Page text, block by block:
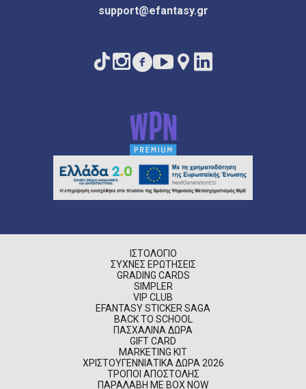
support@efantasy.gr
ΙΣΤΟΛΌΓΙΟ
ΣΥΧΝΈΣ ΕΡΩΤΉΣΕΙΣ
GRADING CARDS
SIMPLER
VIP CLUB
EFANTASY STICKER SAGA
BACK TO SCHOOL
ΠΑΣΧΑΛΙΝΆ ΔΏΡΑ
GIFT CARD
MARKETING KIT
ΧΡΙΣΤΟΥΓΕΝΝΙΆΤΙΚΑ ΔΏΡΑ 2026
ΤΡΌΠΟΙ ΑΠΟΣΤΟΛΉΣ
ΠΑΡΑΛΑΒΉ ΜΕ BOX NOW